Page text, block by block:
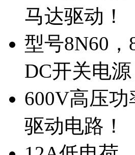
马达驱动！
型号8N60
DC开关电源
600V高压
驱动电路！